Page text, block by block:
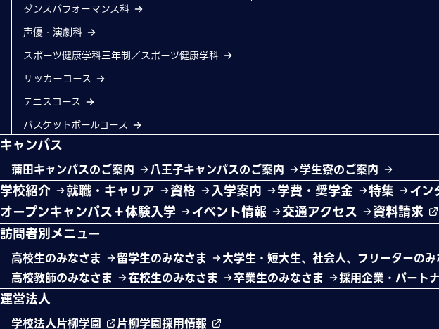
ダンスパフォーマンス科
声優・演劇科
スポーツ健康学科三年制／スポーツ健康学科
サッカーコース
テニスコース
バスケットボールコース
キャンパス
蒲田キャンパスのご案内 八王子キャンパスのご案内 学生寮のご案内
学校紹介 就職・キャリア 資格 入学案内 学費・奨学金 特集 イン
オープンキャンパス＋体験入学
イベント情報 交通アクセス 資料請求
訪問者別メニュー
高校生のみなさま 留学生のみなさま 大学生・短大生、社会人、フリーターの
高校教師のみなさま
在校生のみなさま 卒業生のみなさま 採用企業・パート
運営法人
学校法人片柳学園 片柳学園採用情報